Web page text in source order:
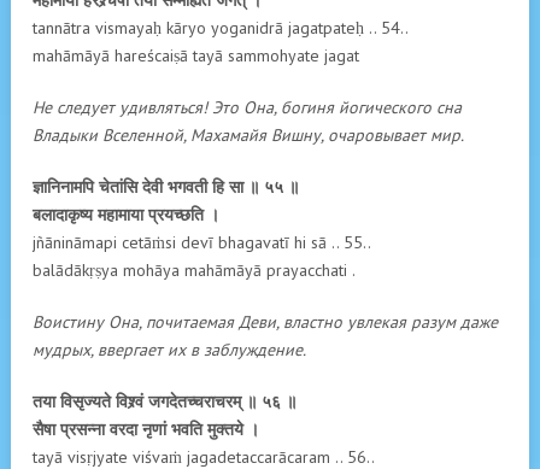
tannātra vismayaḥ kāryo yoganidrā jagatpateḥ .. 54..
mahāmāyā hareścaiṣā tayā sammohyate jagat
Не следует удивляться! Это Она, богиня йогического сна
Владыки Вселенной, Махамайя Вишну, очаровывает мир.
ज्ञानिनामपि चेतांसि देवी भगवती हि सा ॥ ५५ ॥
बलादाकृष्य महामाया प्रयच्छति ।
jñānināmapi cetāṁsi devī bhagavatī hi sā .. 55..
balādākṛṣya mohāya mahāmāyā prayacchati .
Воистину Она, почитаемая Деви, властно увлекая разум даже
мудрых, ввергает их в заблуждение.
तया विसृज्यते विश्र्वं जगदेतच्चराचरम् ॥ ५६ ॥
सैषा प्रसन्ना वरदा नृणां भवति मुक्तये ।
tayā visṛjyate viśvaṁ jagadetaccarācaram .. 56..